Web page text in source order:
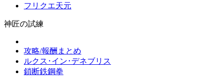
フリクエ天元
神匠の試練
攻略/報酬まとめ
ルクス･イン･デネブリス
鎖断鉄鋼拳